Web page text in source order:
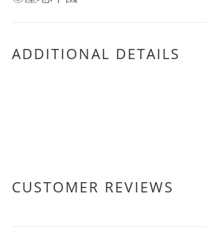
ADDITIONAL DETAILS
CUSTOMER REVIEWS